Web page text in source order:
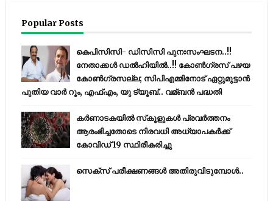
Popular Posts
കെപിസിസി- ഡിസിസി പുനഃസംഘടന..!!
നേതാക്കൾ ഡൽഹിയിൽ..!! കോണ്‍ഗ്രസ് പഴയ
കോണ്‍ഗ്രസല്ല; സിപിഎമ്മിനോട് ഏറ്റുമുട്ടാന്‍
പുതിയ വാര്‍ റൂം, എഫ്‌എം, യു ട്യൂബ്.. വമ്ബന്‍ പദ്ധതി
കര്‍ണാടകയില്‍ സ്‌കൂളുകള്‍ പ്രവര്‍ത്തനം
ആരംഭിച്ചതോടെ നിരവധി അധ്യാപകര്‍ക്ക്
കോവിഡ് 19 സ്ഥിരീകരിച്ചു
സെക്സ് പരീക്ഷണങ്ങൾ അതിരുവിടുമ്പോൾ..